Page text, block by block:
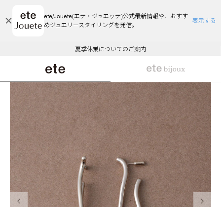
ete/Jouete(エテ・ジュエッテ)公式最新情報や、おすす
めジュエリースタイリングを発信。
表示する
エコラッピング及びエコポイント付与のご案内
ご注文いただいたお品物のお届け状況について
夏季休業についてのご案内
WEB Limited Items >>
採用のご案内
悪質な偽サイトにご注意ください
エコラッピング及びエコポイント付与のご案内
ご注文いただいたお品物のお届け状況について
前の画像